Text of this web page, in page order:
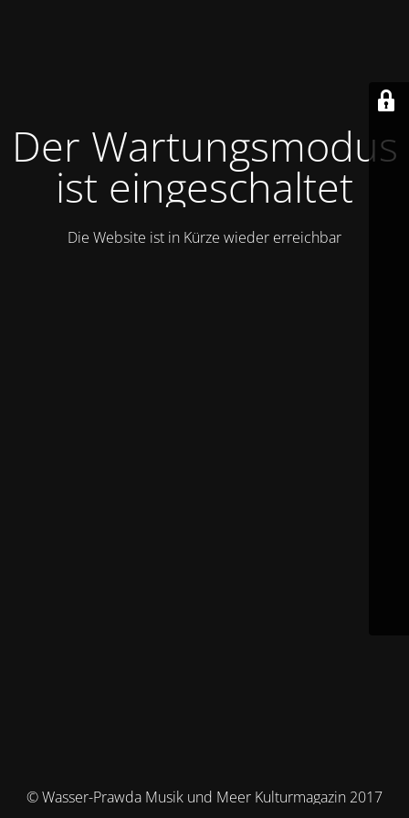
Der Wartungsmodus
ist eingeschaltet
Die Website ist in Kürze wieder erreichbar
© Wasser-Prawda Musik und Meer Kulturmagazin 2017